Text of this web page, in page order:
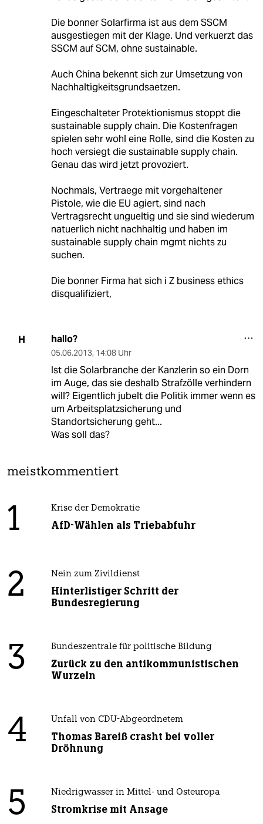
Die bonner Solarfirma ist aus dem SSCM
ausgestiegen mit der Klage. Und verkuerzt das
SSCM auf SCM, ohne sustainable.
Auch China bekennt sich zur Umsetzung von
Nachhaltigkeitsgrundsaetzen.
Eingeschalteter Protektionismus stoppt die
sustainable supply chain. Die Kostenfragen
spielen sehr wohl eine Rolle, sind die Kosten zu
hoch versiegt die sustainable supply chain.
Genau das wird jetzt provoziert.
Nochmals, Vertraege mit vorgehaltener
Pistole, wie die EU agiert, sind nach
Vertragsrecht ungueltig und sie sind wiederum
natuerlich nicht nachhaltig und haben im
sustainable supply chain mgmt nichts zu
suchen.
Die bonner Firma hat sich i Z business ethics
disqualifiziert,
H hallo?
05.06.2013, 14:08 Uhr
Ist die Solarbranche der Kanzlerin so ein Dorn
im Auge, das sie deshalb Strafzölle verhindern
will? Eigentlich jubelt die Politik immer wenn es
um Arbeitsplatzsicherung und
Standortsicherung geht...
Was soll das?
meistkommentiert
1 Krise der Demokratie
AfD-Wählen als Triebabfuhr
2 Nein zum Zivildienst
Hinterlistiger Schritt der
Bundesregierung
3 Bundeszentrale für politische Bildung
Zurück zu den antikommunistischen
Wurzeln
4 Unfall von CDU-Abgeordnetem
Thomas Bareiß crasht bei voller
Dröhnung
5 Niedrigwasser in Mittel- und Osteuropa
Stromkrise mit Ansage